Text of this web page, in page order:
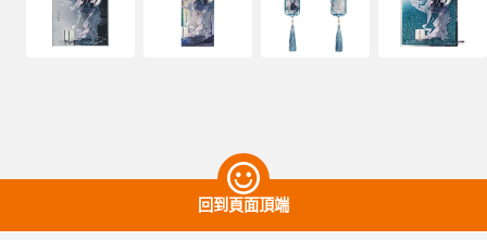
回到頁面頂端